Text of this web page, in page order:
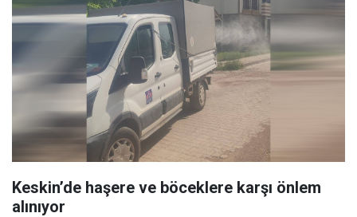
Keskin’de haşere ve böceklere karşı önlem
alınıyor